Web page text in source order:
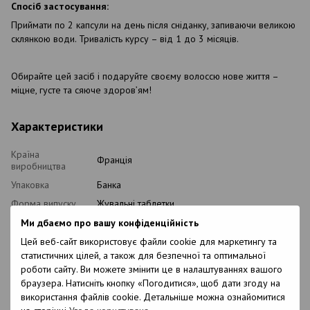
Ми дбаємо про вашу конфіденційність
Цей веб-сайт використовує файли cookie для маркетингу та
статистичних цілей, а також для безпечної та оптимальної
роботи сайту. Ви можете змінити це в налаштуваннях вашого
браузера. Натисніть кнопку «Погодитися», щоб дати згоду на
використання файлів cookie. Детальніше можна ознайомитися
Спосіб застосування:
Приймати по 2 капсули на день після сніданку, запиваючи великою
склянкою води. Тривалість курсу – від 1 до 3 місяців.
Обирайте цей засіб і подаруйте своєму волоссю нове життя –
міцне, густе та сяюче здоров’ям!
Характеристики
Країна
виробництва
Франція
Упаковка
Банка
Форма випуску
Жувальні таблетки
Кількість в
60 од.
Особливості
Без ГМО
Склад
K-AMINE+ комплекс, адіантум венерине
волосся, вітамін В3, цинк, вітамін В5, вітамін В6,
мідь, вітамін В8.